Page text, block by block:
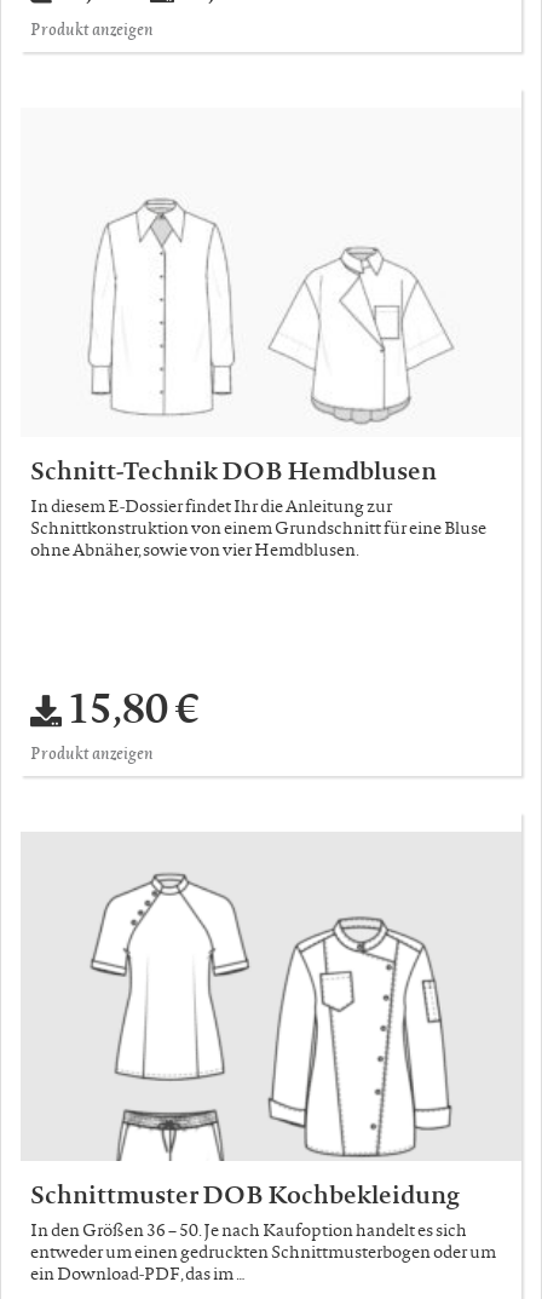
Produkt anzeigen
Schnitt-Technik DOB Hemdblusen
In diesem E-Dossier findet Ihr die Anleitung zur
Schnittkonstruktion von einem Grundschnitt für eine Bluse
ohne Abnäher, sowie von vier Hemdblusen.
15,80 €
Produkt anzeigen
Schnittmuster DOB Kochbekleidung
In den Größen 36 – 50. Je nach Kaufoption handelt es sich
entweder um einen gedruckten Schnittmusterbogen oder um
ein Download-PDF, das im …